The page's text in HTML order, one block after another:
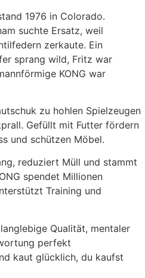
1976 in Colorado.
suchte Ersatz, weil
zerkaute. Ein
sprang wild, Fritz war
KONG war
zu hohlen Spielzeugen
Gefüllt mit Futter fördern
und schützen Möbel.
reduziert Müll und stammt
spendet Millionen
Training und
Qualität, mentaler
perfekt
kaut glücklich, du kaufst